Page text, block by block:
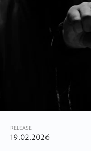
RELEASE
19.02.2026